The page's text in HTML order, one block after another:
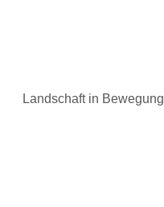
Landschaft in Bewegung